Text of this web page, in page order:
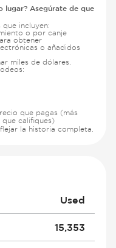
lugar? Asegúrate de que
que incluyen:
o por canje
obtener
o añadidos
miles de dólares.
que pagas (más
califiques)
la historia completa.
Used
15,353